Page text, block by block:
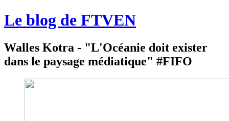
Le blog de FTVEN
Walles Kotra - "L'Océanie doit exister
dans le paysage médiatique" #FIFO